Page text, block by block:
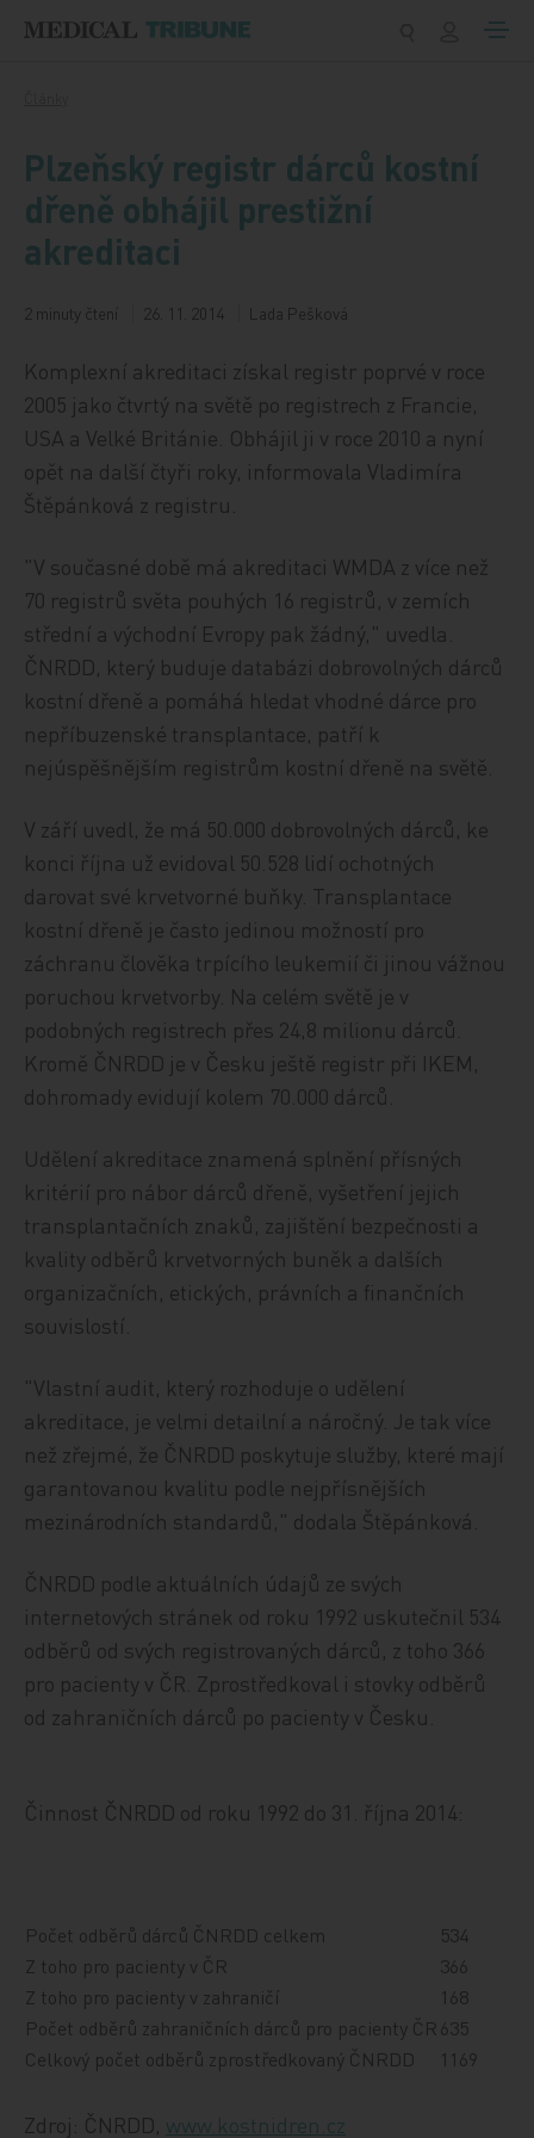
Plzeňský registr dárců kostní
dřeně obhájil prestižní
akreditaci
2 minuty čtení 26. 11. 2014 Lada Pešková
Komplexní akreditaci získal registr poprvé v roce
2005 jako čtvrtý na světě po registrech z Francie,
USA a Velké Británie. Obhájil ji v roce 2010 a nyní
opět na další čtyři roky, informovala Vladimíra
Štěpánková z registru.
"V současné době má akreditaci WMDA z více než
70 registrů světa pouhých 16 registrů, v zemích
střední a východní Evropy pak žádný," uvedla.
ČNRDD, který buduje databázi dobrovolných dárců
kostní dřeně a pomáhá hledat vhodné dárce pro
nepříbuzenské transplantace, patří k
nejúspěšnějším registrům kostní dřeně na světě.
V září uvedl, že má 50.000 dobrovolných dárců, ke
konci října už evidoval 50.528 lidí ochotných
darovat své krvetvorné buňky. Transplantace
kostní dřeně je často jedinou možností pro
záchranu člověka trpícího leukemií či jinou vážnou
poruchou krvetvorby. Na celém světě je v
podobných registrech přes 24,8 milionu dárců.
Kromě ČNRDD je v Česku ještě registr při IKEM,
dohromady evidují kolem 70.000 dárců.
Udělení akreditace znamená splnění přísných
kritérií pro nábor dárců dřeně, vyšetření jejich
transplantačních znaků, zajištění bezpečnosti a
kvality odběrů krvetvorných buněk a dalších
organizačních, etických, právních a finančních
souvislostí.
"Vlastní audit, který rozhoduje o udělení
akreditace, je velmi detailní a náročný. Je tak více
než zřejmé, že ČNRDD poskytuje služby, které mají
garantovanou kvalitu podle nejpřísnějších
mezinárodních standardů," dodala Štěpánková.
ČNRDD podle aktuálních údajů ze svých
internetových stránek od roku 1992 uskutečnil 534
odběrů od svých registrovaných dárců, z toho 366
pro pacienty v ČR. Zprostředkoval i stovky odběrů
od zahraničních dárců po pacienty v Česku.
Činnost ČNRDD od roku 1992 do 31. října 2014:
Počet odběrů dárců ČNRDD celkem
534
Z toho pro pacienty v ČR
366
Z toho pro pacienty v zahraničí
168
Počet odběrů zahraničních dárců pro pacienty ČR635
Celkový počet odběrů zprostředkovaný ČNRDD
1169
Zdroj: ČNRDD, www.kostnidren.cz